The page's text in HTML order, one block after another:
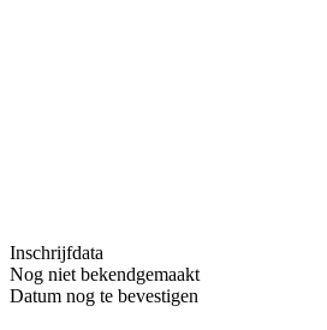
Inschrijfdata
Nog niet bekendgemaakt
Datum nog te bevestigen